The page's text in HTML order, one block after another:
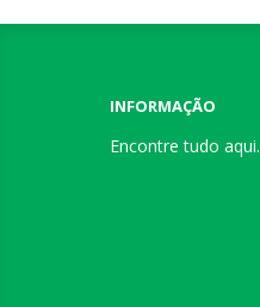
INFORMAÇÃO
Encontre tudo aqui.